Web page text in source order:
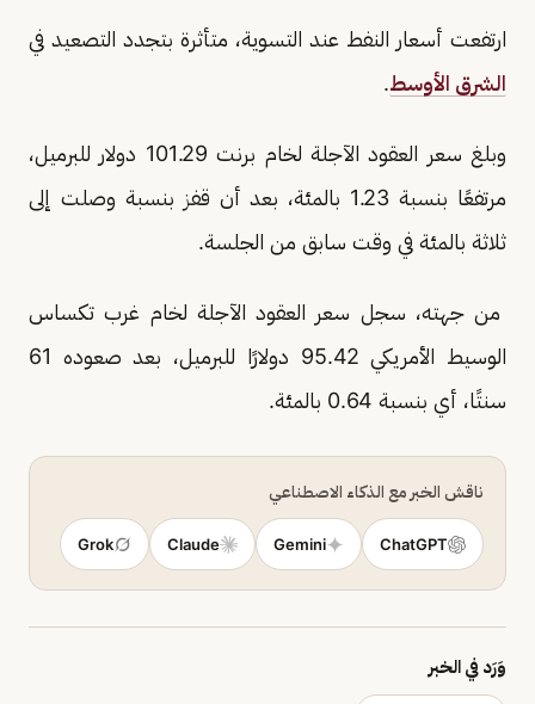
ارتفعت ‌أسعار النفط عند التسوية، متأثرة بتجدد التصعيد في
الشرق الأوسط.
وبلغ سعر العقود ‌الآجلة لخام برنت 101.29 دولار للبرميل،
مرتفعًا بنسبة 1.23 بالمئة، بعد أن قفز بنسبة وصلت إلى
ثلاثة بالمئة في وقت سابق من الجلسة.
من جهته، سجل سعر العقود الآجلة لخام غرب تكساس
الوسيط الأمريكي 95.42 دولارًا للبرميل، بعد صعوده 61
سنتًا، أي بنسبة 0.64 بالمئة.
ناقش الخبر مع الذكاء الاصطناعي
ChatGPT
Gemini
Claude
Grok
وَرَد في الخبر